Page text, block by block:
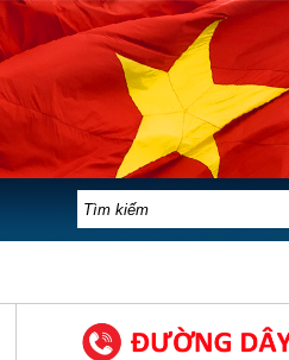
BIỂU MẪU TÌM KIẾM